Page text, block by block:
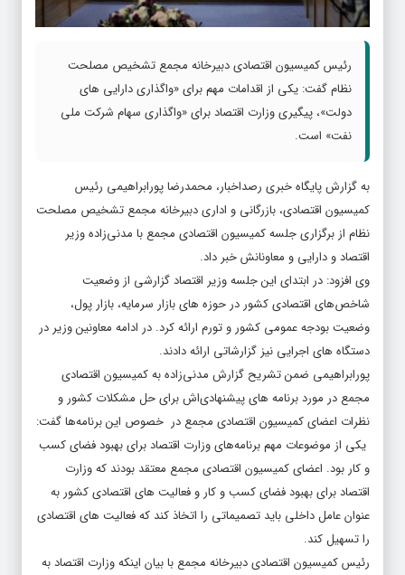
رئیس کمیسیون اقتصادی دبیرخانه مجمع تشخیص مصلحت
نظام گفت: یکی از اقدامات مهم برای «واگذاری دارایی های
دولت»، پیگیری وزارت اقتصاد برای «واگذاری سهام شرکت ملی
نفت» است.
به گزارش پایگاه خبری رصداخبار، محمدرضا پورابراهیمی رئیس
کمیسیون اقتصادی، بازرگانی و اداری دبیرخانه مجمع تشخیص مصلحت
نظام از برگزاری جلسه کمیسیون اقتصادی مجمع با مدنی‌زاده وزیر
اقتصاد و دارایی و معاونانش خبر داد.
وی افزود: در ابتدای این جلسه وزیر اقتصاد گزارشی از وضعیت
شاخص‌های اقتصادی کشور در حوزه های بازار سرمایه، بازار پول،
وضعیت بودجه عمومی کشور و تورم ارائه کرد. در ادامه معاونین وزیر در
دستگاه های اجرایی نیز گزارشاتی ارائه دادند.
پورابراهیمی ضمن تشریح گزارش مدنی‌زاده به کمیسیون اقتصادی
مجمع در مورد برنامه های پیشنهادی‌اش برای حل مشکلات کشور و
نظرات اعضای کمیسیون اقتصادی مجمع در خصوص این برنامه‌ها گفت:
یکی از موضوعات مهم برنامه‌های وزارت اقتصاد برای بهبود فضای کسب
و کار بود. اعضای کمیسیون اقتصادی مجمع معتقد بودند که وزارت
اقتصاد برای بهبود فضای کسب و کار و فعالیت های اقتصادی کشور به
عنوان عامل داخلی باید تصمیماتی را اتخاذ کند که فعالیت های اقتصادی
را تسهیل کند.
رئیس کمیسیون اقتصادی دبیرخانه مجمع با بیان اینکه وزارت اقتصاد به